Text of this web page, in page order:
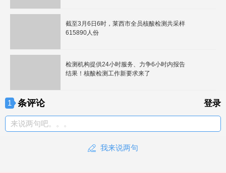
截至3月6日6时，莱西市全员核酸检测共采样
615890人份
检测机构提供24小时服务、力争6小时内报告
结果！核酸检测工作新要求来了
1 条评论 登录
来说两句吧。。。
我来说两句